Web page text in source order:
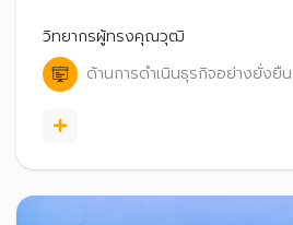
Scores สู่สาธารณะ ตั้งแต่ปี 2569 เป็น
วิทยากรผู้ทรงคุณวุฒิ
ด้านการดำเนินธุรกิจอย่างยั่งยื